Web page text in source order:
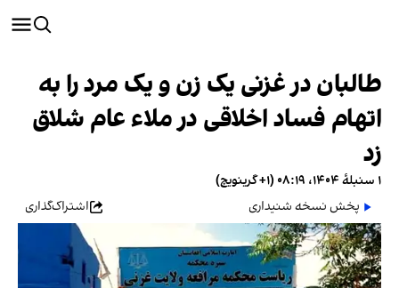
طالبان در غزنی یک زن و یک مرد را به
اتهام فساد اخلاقی در ملاء عام شلاق
زد
۱ سنبلهٔ ۱۴۰۴، ۰۸:۱۹ (‎+۱ گرینویچ)
پخش نسخه شنیداری
اشتراک‌گذاری